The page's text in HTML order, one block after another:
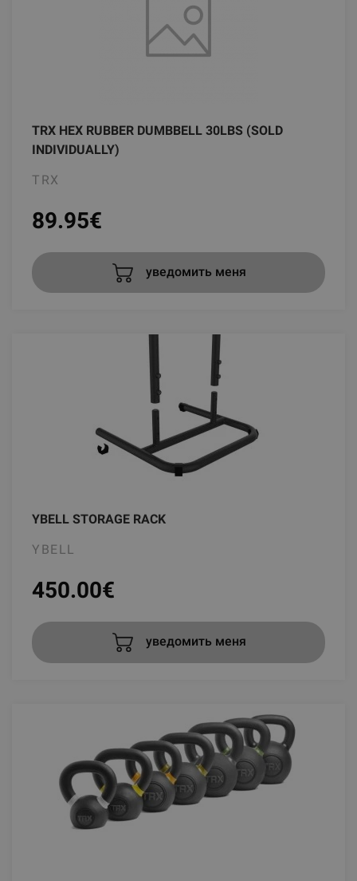
TRX HEX RUBBER DUMBBELL 30LBS (SOLD
INDIVIDUALLY)
TRX
89.95€
уведомить меня
YBELL STORAGE RACK
YBELL
450.00€
уведомить меня